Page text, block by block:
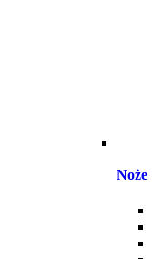
Noże